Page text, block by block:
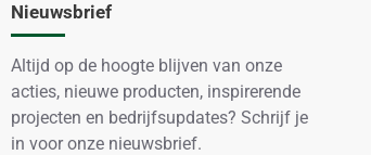
Nieuwsbrief
Altijd op de hoogte blijven van onze
acties, nieuwe producten, inspirerende
projecten en bedrijfsupdates? Schrijf je
in voor onze nieuwsbrief.